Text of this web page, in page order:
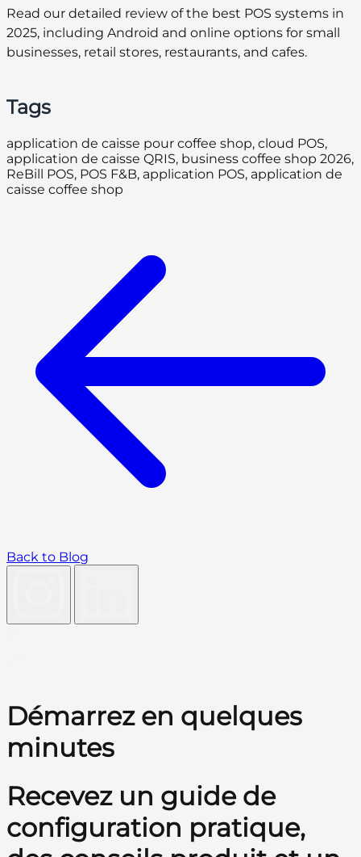
Read our detailed review of the best POS systems in
2025, including Android and online options for small
businesses, retail stores, restaurants, and cafes.
Tags
application de caisse pour coffee shop, cloud POS,
application de caisse QRIS, business coffee shop 2026,
ReBill POS, POS F&B, application POS, application de
caisse coffee shop
Back to Blog
Démarrez en quelques
minutes
Recevez un guide de
configuration pratique,